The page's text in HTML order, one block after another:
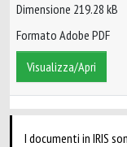
Dimensione 219.28 kB
Formato Adobe PDF
Visualizza/Apri
I documenti in IRIS